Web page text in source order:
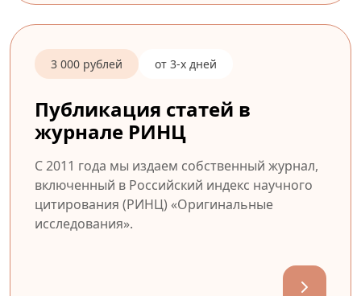
3 000 рублей от 3-х дней
Публикация статей в
журнале РИНЦ
С 2011 года мы издаем собственный журнал,
включенный в Российский индекс научного
цитирования (РИНЦ) «Оригинальные
исследования».